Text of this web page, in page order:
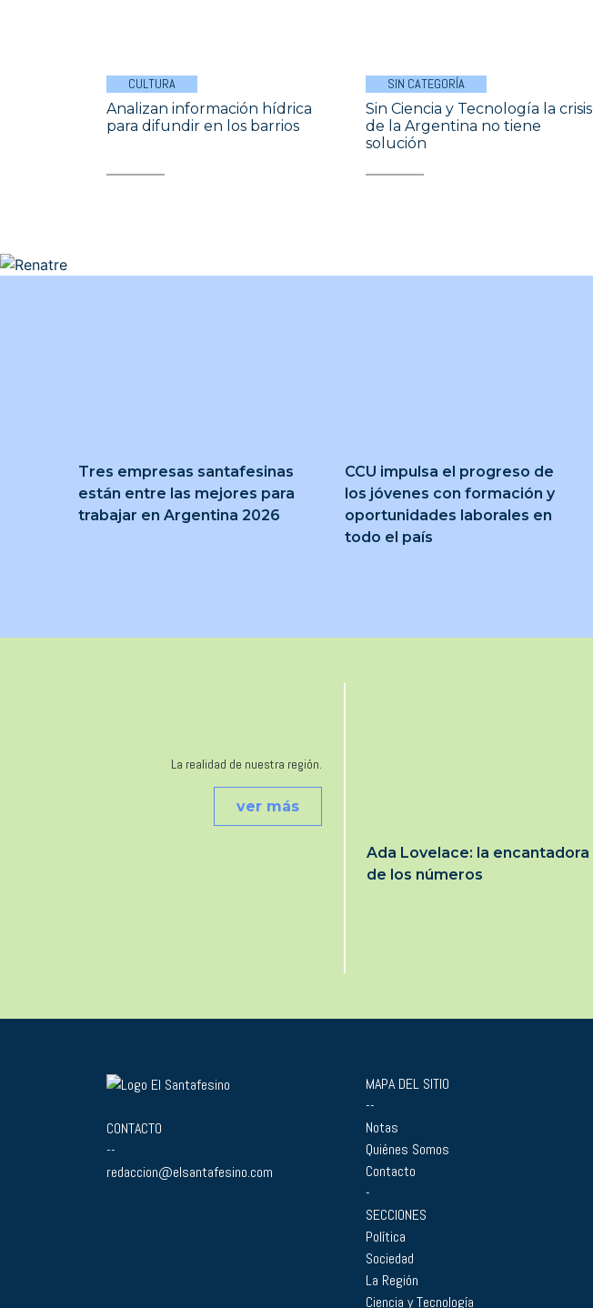
CULTURA
Analizan información hídrica
para difundir en los barrios
SIN CATEGORÍA
Sin Ciencia y Tecnología la crisis
de la Argentina no tiene
solución
Tres empresas santafesinas
están entre las mejores para
trabajar en Argentina 2026
CCU impulsa el progreso de
los jóvenes con formación y
oportunidades laborales en
todo el país
La realidad de nuestra región.
ver más
Ada Lovelace: la encantadora
de los números
CONTACTO
--
redaccion@elsantafesino.com
MAPA DEL SITIO
--
Notas
Quiénes Somos
Contacto
-
SECCIONES
Política
Sociedad
La Región
Ciencia y Tecnología